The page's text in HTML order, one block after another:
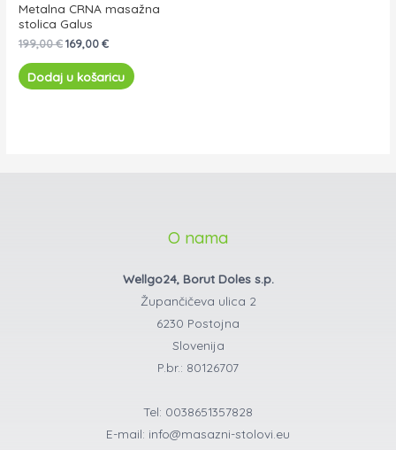
Metalna CRNA masažna
stolica Galus
199,00€ 169,00€
Dodaj u košaricu
O nama
Wellgo24, Borut Doles s.p.
Župančičeva ulica 2
6230 Postojna
Slovenija
P.br.: 80126707
Tel: 0038651357828
E-mail: info@masazni-stolovi.eu